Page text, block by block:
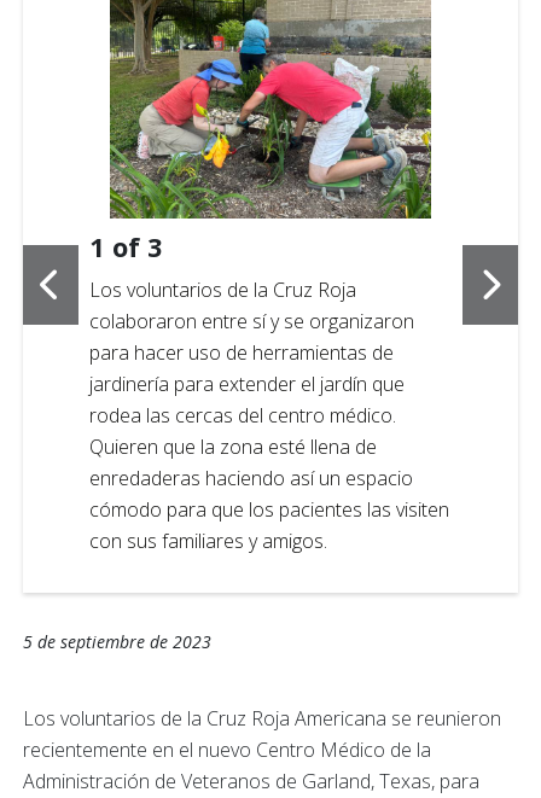
1 of 3
Los voluntarios de la Cruz Roja
colaboraron entre sí y se organizaron
para hacer uso de herramientas de
jardinería para extender el jardín que
rodea las cercas del centro médico.
Quieren que la zona esté llena de
enredaderas haciendo así un espacio
cómodo para que los pacientes las visiten
con sus familiares y amigos.
5 de septiembre de 2023
Los voluntarios de la Cruz Roja Americana se reunieron
recientemente en el nuevo Centro Médico de la
Administración de Veteranos de Garland, Texas, para